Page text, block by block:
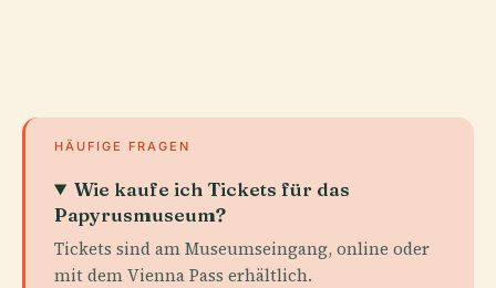
HÄUFIGE FRAGEN
Wie kaufe ich Tickets für das
Papyrusmuseum?
Tickets sind am Museumseingang, online oder
mit dem Vienna Pass erhältlich.